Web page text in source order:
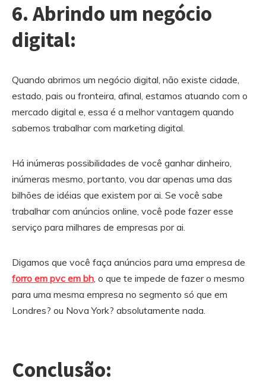
6. Abrindo um negócio
digital:
Quando abrimos um negócio digital, não existe cidade,
estado, pais ou fronteira, afinal, estamos atuando com o
mercado digital e, essa é a melhor vantagem quando
sabemos trabalhar com marketing digital.
Há inúmeras possibilidades de você ganhar dinheiro,
inúmeras mesmo, portanto, vou dar apenas uma das
bilhões de idéias que existem por ai. Se você sabe
trabalhar com anúncios online, você pode fazer esse
serviço para milhares de empresas por ai.
Digamos que você faça anúncios para uma empresa de
forro em pvc em bh, o que te impede de fazer o mesmo
para uma mesma empresa no segmento só que em
Londres? ou Nova York? absolutamente nada.
Conclusão: